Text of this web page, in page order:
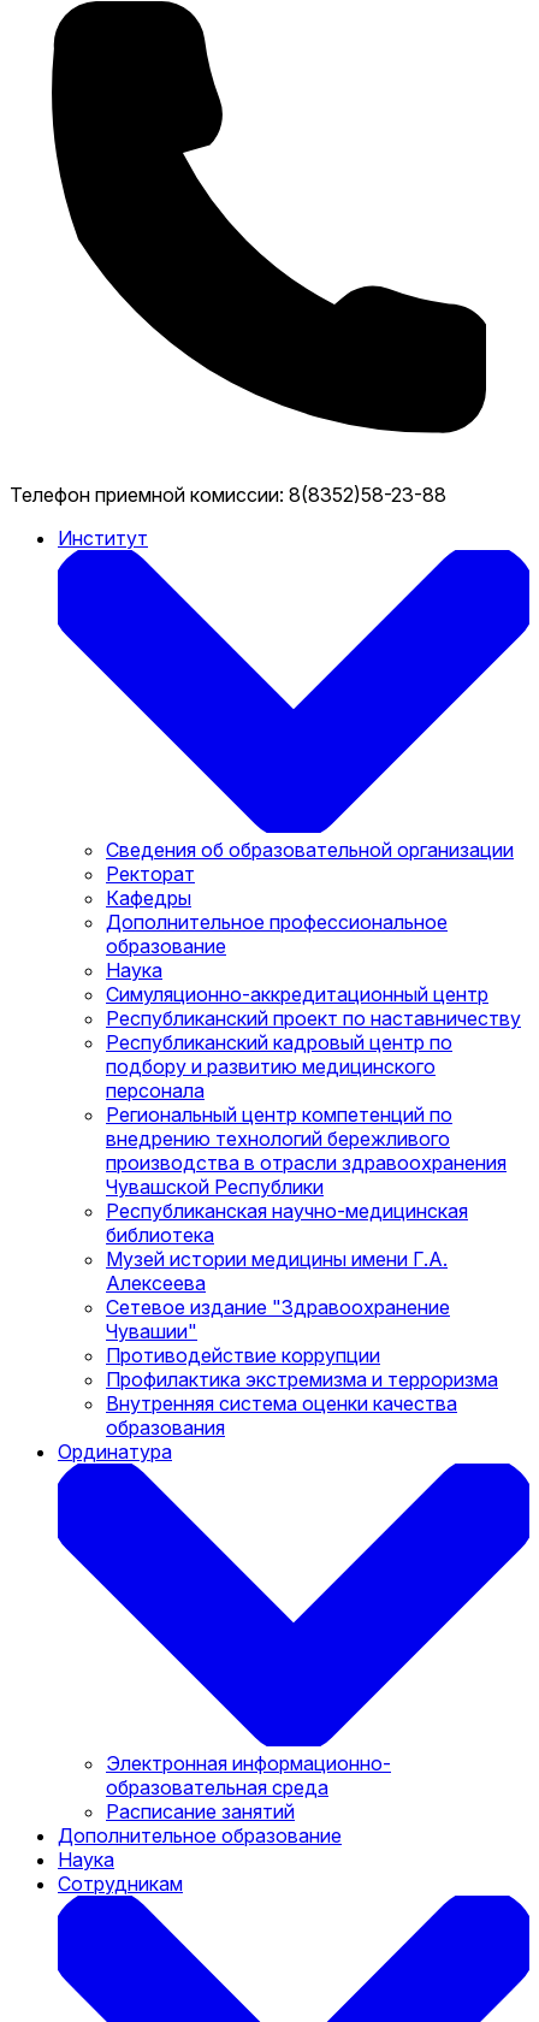
Телефон приемной комиссии: 8(8352)58-23-88
Институт
Сведения об образовательной организации
Ректорат
Кафедры
Дополнительное профессиональное
образование
Наука
Симуляционно-аккредитационный центр
Республиканский проект по наставничеству
Республиканский кадровый центр по
подбору и развитию медицинского
персонала
Региональный центр компетенций по
внедрению технологий бережливого
производства в отрасли здравоохранения
Чувашской Республики
Республиканская научно-медицинская
библиотека
Музей истории медицины имени Г.А.
Алексеева
Сетевое издание "Здравоохранение
Чувашии"
Противодействие коррупции
Профилактика экстремизма и терроризма
Внутренняя система оценки качества
образования
Ординатура
Электронная информационно-
образовательная среда
Расписание занятий
Дополнительное образование
Наука
Сотрудникам